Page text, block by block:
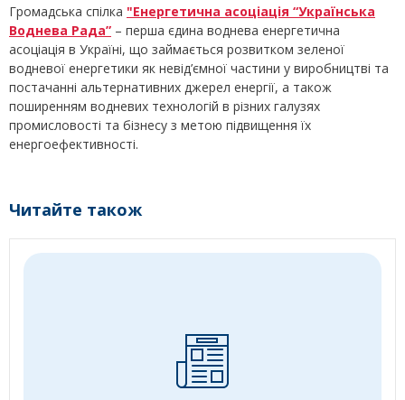
Громадська спілка "Енергетична асоціація “Українська
Воднева Рада” – перша єдина воднева енергетична
асоціація в Україні, що займається розвитком зеленої
водневої енергетики як невід’ємної частини у виробництві та
постачанні альтернативних джерел енергії, а також
поширенням водневих технологій в різних галузях
промисловості та бізнесу з метою підвищення їх
енергоефективності.
Читайте також